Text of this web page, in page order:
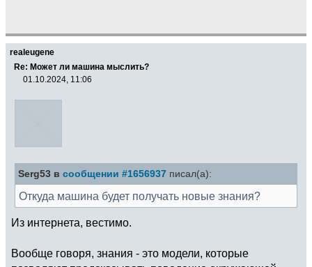
realeugene
Re: Может ли машина мыслить?
01.10.2024, 11:06
Serg53 в сообщении #1656937 писал(а):
Откуда машина будет получать новые знания?
Из интернета, вестимо.
Вообще говоря, знания - это модели, которые